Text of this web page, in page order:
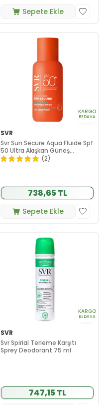
Sepete Ekle
KARGO
BEDAVA
SVR
Svr Sun Secure Aqua Fluide Spf
50 Ultra Akışkan Güneş
Koruyucu Krem 50 ml
(2)
738,65 TL
Sepete Ekle
KARGO
BEDAVA
SVR
Svr Spirial Terleme Karşıtı
Sprey Deodorant 75 ml
747,15 TL